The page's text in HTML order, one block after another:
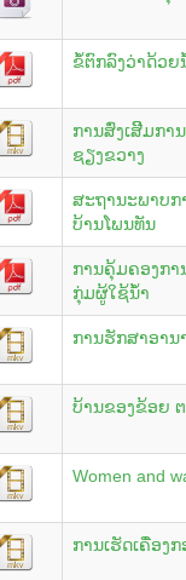
ຂໍ້ຕົກລົງວ່າດ້ວ
ການສົ່ງເສີີມກາ
ຊຽງຂວາງ
ສະຖານະພາບກ
ບ້ານໂພນທັນ
ການຄຸ້ມຄອງກ
ກຸ່ມຜູ້ໃຊ້ນ້ຳ
ການຮັກສາອານ
ບ້ານຂອງຂ້ອຍ
Women and
ການເຮັດເຄື່ອງ